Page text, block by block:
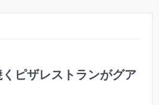
ピザレストランがグア